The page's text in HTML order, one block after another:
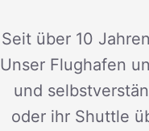
Seit über 10
Unser Flughafen
und
oder ihr Shuttle